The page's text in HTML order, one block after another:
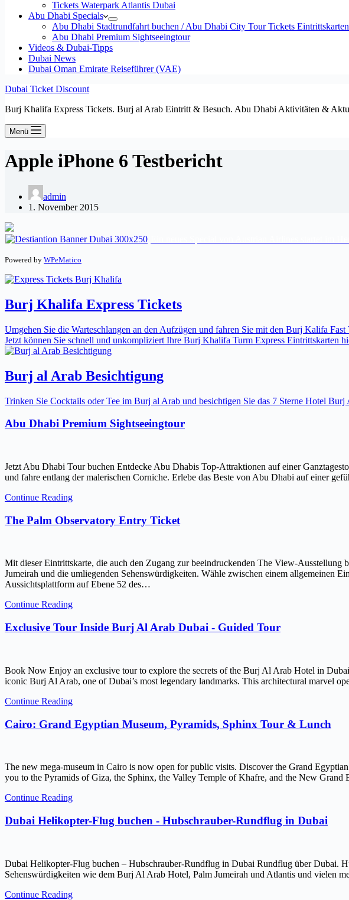
Tickets Waterpark Atlantis Dubai
Abu Dhabi Specials
Abu Dhabi Stadtrundfahrt buchen / Abu Dhabi City Tour Tickets Eintrittskarten
Abu Dhabi Premium Sightseeingtour
Videos & Dubai-Tipps
Dubai News
Dubai Oman Emirate Reiseführer (VAE)
Dubai Ticket Discount
Burj Khalifa Express Tickets. Burj al Arab Eintritt & Besuch. Abu Dhabi Aktivitäten &
Menü
Apple iPhone 6 Testbericht
admin
1. November 2015
Powered by WPeMatico
Burj Khalifa Express Tickets
Umgehen Sie die Warteschlangen an den Aufzügen und fahren Sie mit den Burj Kalifa
Jetzt können Sie schnell und unkompliziert Ihre Burj Khalifa Turm Express Eintrittskarten
Burj al Arab Besichtigung
Trinken Sie Cocktails oder Tee im Burj al Arab und besichtigen Sie das 7 Sterne Hotel
Abu Dhabi Premium Sightseeingtour
Jetzt Abu Dhabi Tour buchen Entdecke Abu Dhabis Top-Attraktionen auf einer
und fahre entlang der malerischen Corniche. Erlebe das Beste von Abu Dhabi auf einer
Continue Reading
The Palm Observatory Entry Ticket
Mit dieser Eintrittskarte, die auch den Zugang zur beeindruckenden The View-
Jumeirah und die umliegenden Sehenswürdigkeiten. Wähle zwischen einem allgemeinen
Aussichtsplattform auf Ebene 52 des…
Continue Reading
Exclusive Tour Inside Burj Al Arab Dubai - Guided Tour
Book Now Enjoy an exclusive tour to explore the secrets of the Burj Al Arab Hotel in
iconic Burj Al Arab, one of Dubai’s most legendary landmarks. This architectural marvel
Continue Reading
Cairo: Grand Egyptian Museum, Pyramids, Sphinx Tour & Lunch
The new mega-museum in Cairo is now open for public visits. Discover the Grand
you to the Pyramids of Giza, the Sphinx, the Valley Temple of Khafre, and the New
Continue Reading
Dubai Helikopter-Flug buchen - Hubschrauber-Rundflug in Dubai
Dubai Helikopter-Flug buchen – Hubschrauber-Rundflug in Dubai Rundflug über Dubai.
Sehenswürdigkeiten wie dem Burj Al Arab Hotel, Palm Jumeirah und Atlantis und vielen
Continue Reading